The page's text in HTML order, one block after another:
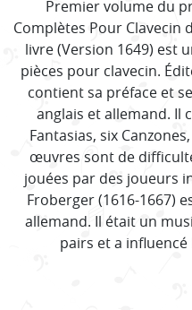
Premier volume du
Complètes Pour Clavecin
livre (Version 1649) est
pièces pour clavecin.
contient sa préface et
anglais et allemand. Il
Fantasias, six
œuvres sont de
jouées par des joueurs
Froberger (1616-1667)
allemand. Il était un
pairs et a influencé